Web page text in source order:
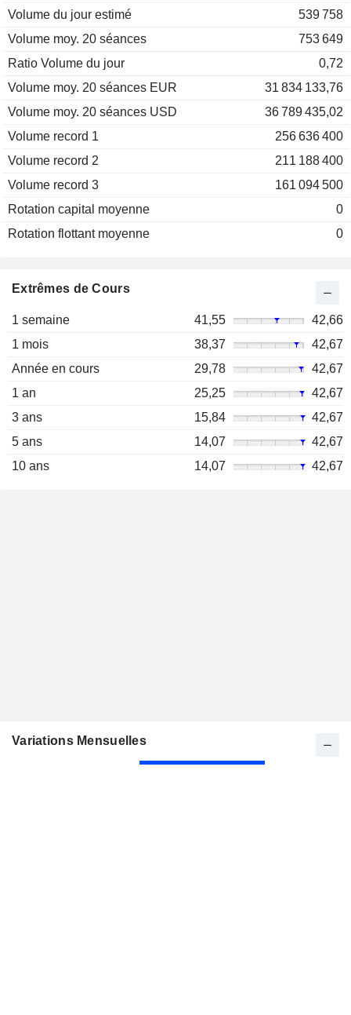
Volume du jour estimé
539 758
Volume moy. 20 séances
753 649
Ratio Volume du jour
0,72
Volume moy. 20 séances EUR
31 834 133,76
Volume moy. 20 séances USD
36 789 435,02
Volume record 1
256 636 400
Volume record 2
211 188 400
Volume record 3
161 094 500
Rotation capital moyenne
0
Rotation flottant moyenne
0
Extrêmes de Cours
1 semaine 41,55
42,66
1 mois
38,37
42,67
Année en cours
29,78
42,67
1 an
25,25
42,67
3 ans
15,84
42,67
5 ans
14,07
42,67
10 ans
14,07 42,67
Variations Mensuelles